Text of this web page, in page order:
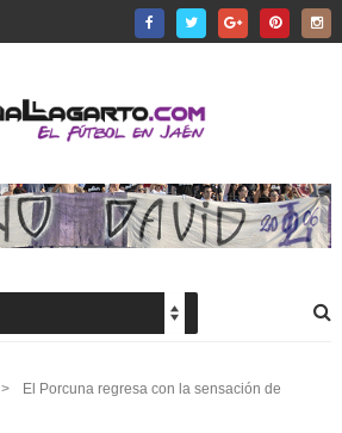
>
El Porcuna regresa con la sensación de